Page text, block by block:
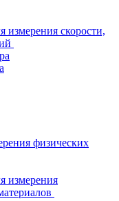
измерения скорости,
физических
измерения